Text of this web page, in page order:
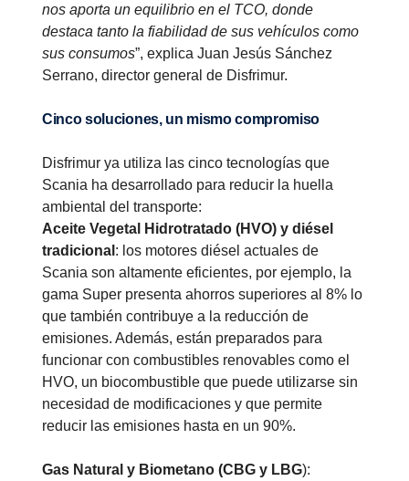
nos aporta un equilibrio en el TCO, donde
destaca tanto la fiabilidad de sus vehículos como
sus consumos”, explica Juan Jesús Sánchez
Serrano, director general de Disfrimur.
Cinco soluciones, un mismo compromiso
Disfrimur ya utiliza las cinco tecnologías que
Scania ha desarrollado para reducir la huella
ambiental del transporte:
Aceite Vegetal Hidrotratado (HVO) y diésel
tradicional : los motores diésel actuales de
Scania son altamente eficientes, por ejemplo, la
gama Super presenta ahorros superiores al 8% lo
que también contribuye a la reducción de
emisiones. Además, están preparados para
funcionar con combustibles renovables como el
HVO, un biocombustible que puede utilizarse sin
necesidad de modificaciones y que permite
reducir las emisiones hasta en un 90%.
Gas Natural y Biometano (CBG y LBG):